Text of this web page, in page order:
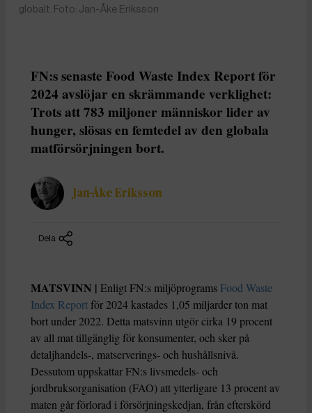
globalt. Foto: Jan-Åke Eriksson
FN:s senaste Food Waste Index Report för
2024 avslöjar en skrämmande verklighet:
Trots att 783 miljoner människor lider av
hunger, slösas en femtedel av den globala
matförsörjningen bort.
Jan-Åke Eriksson
Dela
MATSVINN | Enligt FN:s miljöprograms Food Waste
Index Reportför 2024 kastades 1,05 miljarder ton mat
bort under 2022. Detta matsvinn utgör cirka 19 procent
av all mat tillgänglig för konsumenter, och sker på
detaljhandels-, matserverings- och hushållsnivå.
Dessutom uppskattar FN:s livsmedels- och
jordbruksorganisation (FAO) att ytterligare 13 procent av
maten går förlorad i försörjningskedjan, från efterskörd